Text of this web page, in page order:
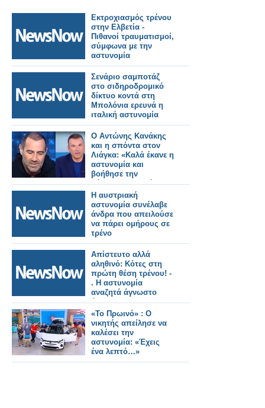
Εκτροχιασμός τρένου
στην Ελβετία -
Πιθανοί τραυματισμοί,
σύμφωνα με την
αστυνομία
Σενάριο σαμποτάζ
στο σιδηροδρομικό
δίκτυο κοντά στη
Μπολόνια ερευνά η
ιταλική αστυνομία
Ο Αντώνης Κανάκης
και η σπόντα στον
Λιάγκα: «Καλά έκανε η
αστυνομία και
βοήθησε την
Δέσποινα Βανδή – Το
πρόβλημα είναι…»
Η αυστριακή
αστυνομία συνέλαβε
άνδρα που απειλούσε
να πάρει ομήρους σε
τρένο
Απίστευτο αλλά
αληθινό: Κότες στη
πρώτη θέση τρένου! -
. Η αστυνομία
αναζητά άγνωστο
άτομο!
«Το Πρωινό» : Ο
νικητής απείλησε να
καλέσει την
αστυνομία: «Έχεις
ένα λεπτό…»